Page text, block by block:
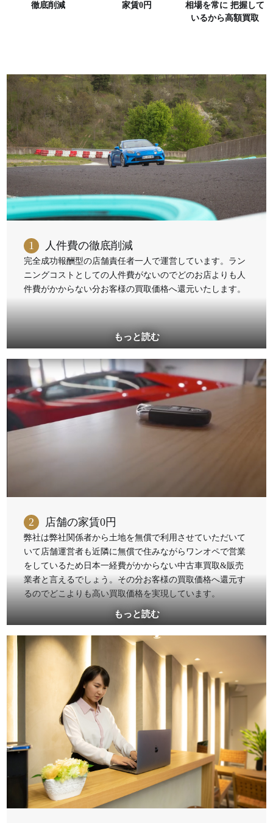
徹底削減
家賃0円
相場を常に把握して
いるから高額買取
1 人件費の徹底削減
完全成功報酬型の店舗責任者一人で運営しています。ラン
ニングコストとしての人件費がないのでどのお店よりも人
件費がかからない分お客様の買取価格へ還元いたします。
2 店舗の家賃0円
弊社は弊社関係者から土地を無償で利用させていただいて
いて店舗運営者も近隣に無償で住みながらワンオペで営業
をしているため日本一経費がかからない中古車買取&販売
業者と言えるでしょう。その分お客様の買取価格へ還元す
るのでどこよりも高い買取価格を実現しています。